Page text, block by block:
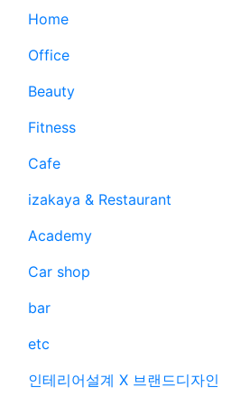
Home
Office
Beauty
Fitness
Cafe
izakaya & Restaurant
Academy
Car shop
bar
etc
인테리어설계 X 브랜드디자인